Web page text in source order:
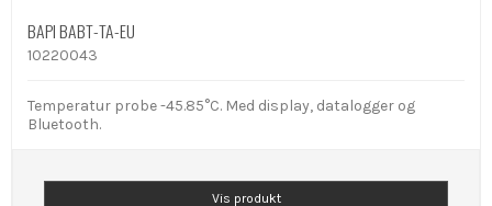
BAPI BABT-TA-EU
10220043
Temperatur probe -45.85°C. Med display, datalogger og
Bluetooth.
Vis produkt